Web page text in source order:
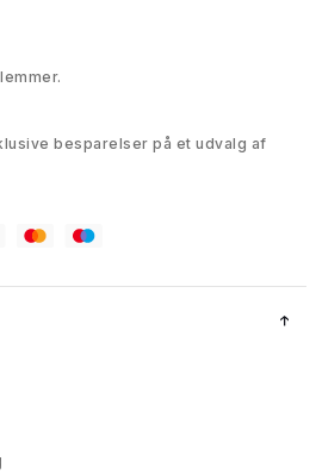
besparelser på et udvalg af